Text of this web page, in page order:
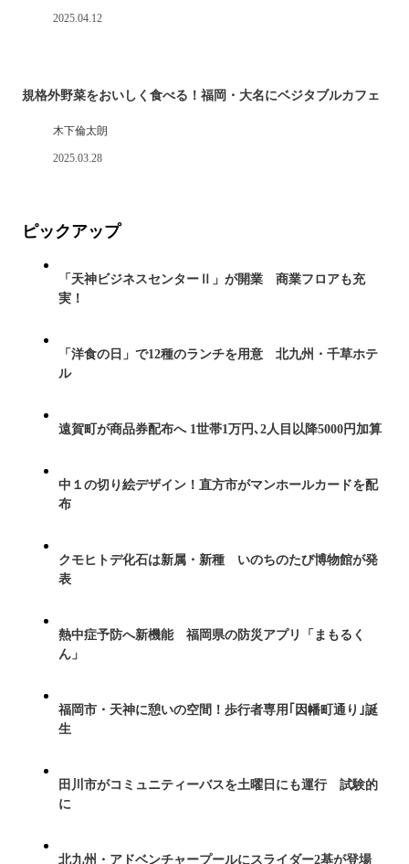
2025.04.12
規格外野菜をおいしく食べる！福岡・大名にベジタブルカフェ
木下倫太朗
2025.03.28
ピックアップ
「天神ビジネスセンターⅡ」が開業 商業フロアも充
実！
「洋食の日」で12種のランチを用意 北九州・千草ホテ
ル
遠賀町が商品券配布へ 1世帯1万円､2人目以降5000円加算
中１の切り絵デザイン！直方市がマンホールカードを配
布
クモヒトデ化石は新属・新種 いのちのたび博物館が発
表
熱中症予防へ新機能 福岡県の防災アプリ「まもるく
ん」
福岡市・天神に憩いの空間！歩行者専用｢因幡町通り｣誕
生
田川市がコミュニティーバスを土曜日にも運行 試験的
に
北九州・アドベンチャープールにスライダー2基が登場